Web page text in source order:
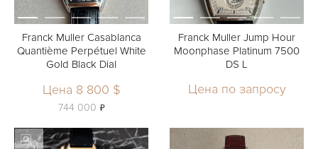
Franck Muller Casablanca
Quantième Perpétuel White
Gold Black Dial
Цена 8 800 $
744 000 ь
Franck Muller Jump Hour
Moonphase Platinum 7500
DS L
Цена по запросу